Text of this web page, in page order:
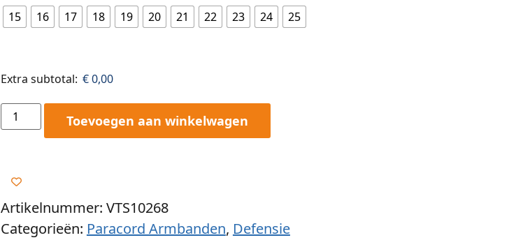
15 16 17 18 19 20 21 22 23 24 25
Extra subtotal: €0,00
Toevoegen aan winkelwagen
Artikelnummer: VTS10268
Categorieën: Paracord Armbanden, Defensie